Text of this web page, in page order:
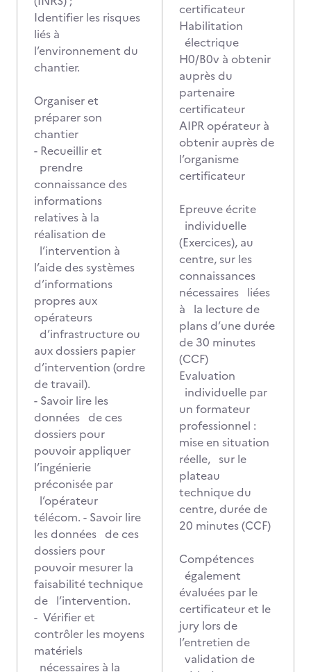
Identifier les risques
liés à
l’environnement du
chantier.
Organiser et
préparer son
chantier
- Recueillir et
prendre
connaissance des
informations
relatives à la
réalisation de
l’intervention à
l’aide des systèmes
d’informations
propres aux
opérateurs
d’infrastructure ou
aux dossiers papier
d’intervention (ordre
de travail).
- Savoir lire les
données de ces
dossiers pour
pouvoir appliquer
l’ingénierie
préconisée par
l’opérateur
télécom. - Savoir lire
les données de ces
dossiers pour
pouvoir mesurer la
faisabilité technique
de l’intervention.
- Vérifier et
contrôler les moyens
matériels
nécessaires à la
certificateur
Habilitation
électrique
H0/B0v à obtenir
auprès du
partenaire
certificateur
AIPR opérateur à
obtenir auprès de
l’organisme
certificateur
Epreuve écrite
individuelle
(Exercices), au
centre, sur les
connaissances
nécessaires liées
à la lecture de
plans d’une durée
de 30 minutes
(CCF)
Evaluation
individuelle par
un formateur
professionnel :
mise en situation
réelle, sur le
plateau
technique du
centre, durée de
20 minutes (CCF)
Compétences
également
évaluées par le
certificateur et le
jury lors de
l’entretien de
validation de